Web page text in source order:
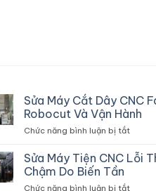
Sửa Máy Cắt Dây CNC
Robocut Và Vận Hành
Chức năng bình luận bị tắtở
Máy
Cắt
Sửa Máy Tiện CNC Lỗi
Chậm Do Biến Tần
Chức năng bình luận bị tắtở